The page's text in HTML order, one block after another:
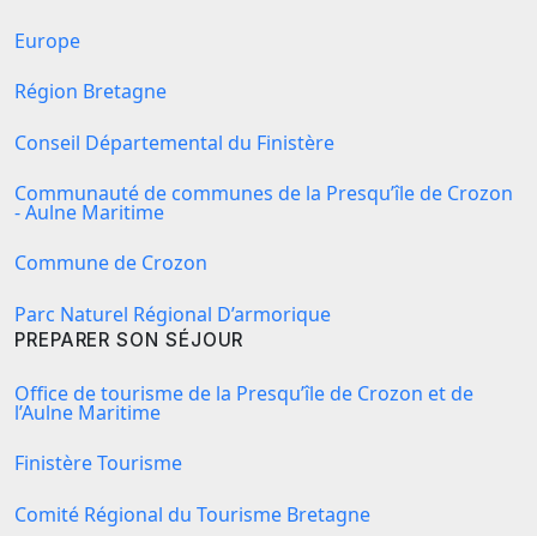
Europe
Région Bretagne
Conseil Départemental du Finistère
Communauté de communes de la Presqu’île de Crozon
- Aulne Maritime
Commune de Crozon
Parc Naturel Régional D’armorique
PREPARER SON SÉJOUR
Office de tourisme de la Presqu’île de Crozon et de
l’Aulne Maritime
Finistère Tourisme
Comité Régional du Tourisme Bretagne